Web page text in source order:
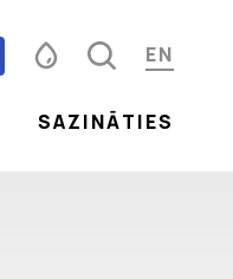
EN
SAZINĀTIES